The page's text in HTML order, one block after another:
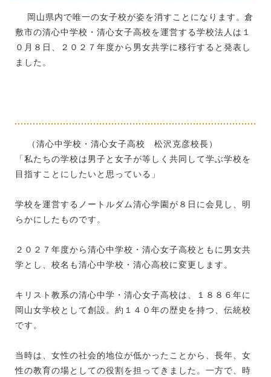
岡山県内で唯一の女子校が姿を消すことになります。倉
敷市の清心中学校・清心女子高校を運営する学校法人は１
０月８日、２０２７年度から男女共学に移行すると発表し
ました。
（清心中学校・清心女子高校 松沢克彦校長）
「私たちの学校は男子と女子が等しく共同して学ぶ学校を
目指すことにしたいと思っている」
学校を運営するノートルダム清心学園が８日に会見し、明
らかにしたものです。
２０２７年度から清心中学校・清心女子高校ともに男女共
学とし、校名も清心中学校・清心高校に変更します。
キリスト教系の清心中学・清心女子高校は、１８８６年に
岡山女学校として創設。約１４０年の歴史を持つ、伝統校
です。
当時は、女性の社会的地位が低かったことから、長年、女
性の教育の場としての役割を担ってきました。一方で、時